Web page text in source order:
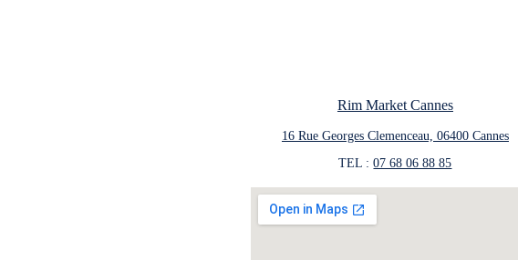
Rim Market Cannes
16 Rue Georges Clemenceau, 06400 Cannes
TEL : 07 68 06 88 85